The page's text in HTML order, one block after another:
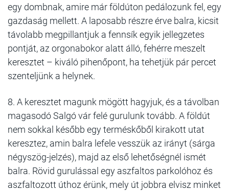
egy dombnak, amire már földúton pedálozunk fel, egy
gazdaság mellett. A laposabb részre érve balra, kicsit
távolabb megpillantjuk a fennsík egyik jellegzetes
pontját, az orgonabokor alatt álló, fehérre meszelt
keresztet – kiváló pihenőpont, ha tehetjük pár percet
szenteljünk a helynek.
8. A keresztet magunk mögött hagyjuk, és a távolban
magasodó Salgó vár felé gurulunk tovább. A földút
nem sokkal később egy terméskőből kirakott utat
keresztez, amin balra lefele vesszük az irányt (sárga
négyszög-jelzés), majd az első lehetőségnél ismét
balra. Rövid gurulással egy aszfaltos parkolóhoz és
aszfaltozott úthoz érünk, mely út jobbra elvisz minket